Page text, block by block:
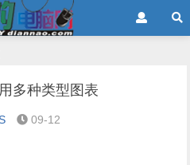
多种类型图表
09-12